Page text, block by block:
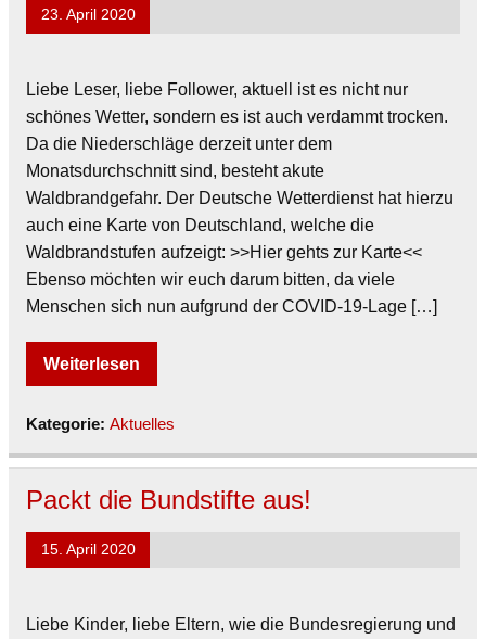
23. April 2020
Liebe Leser, liebe Follower, aktuell ist es nicht nur
schönes Wetter, sondern es ist auch verdammt trocken.
Da die Niederschläge derzeit unter dem
Monatsdurchschnitt sind, besteht akute
Waldbrandgefahr. Der Deutsche Wetterdienst hat hierzu
auch eine Karte von Deutschland, welche die
Waldbrandstufen aufzeigt: >>Hier gehts zur Karte<<
Ebenso möchten wir euch darum bitten, da viele
Menschen sich nun aufgrund der COVID-19-Lage […]
Weiterlesen
Kategorie: Aktuelles
Packt die Bundstifte aus!
15. April 2020
Liebe Kinder, liebe Eltern, wie die Bundesregierung und